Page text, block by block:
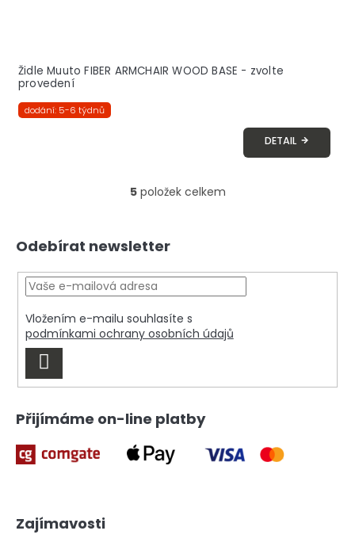
Židle Muuto FIBER ARMCHAIR WOOD BASE - zvolte
provedení
dodání: 5-6 týdnů
DETAIL
O
a
p
r
v
ý
p
5položek celkem
Odebírat newsletter
Vložením e-mailu souhlasíte s
podmínkami ochrany osobních údajů
SE
Přijímáme on-line platby
Zajímavosti